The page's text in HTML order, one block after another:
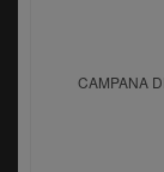
CAMPANA